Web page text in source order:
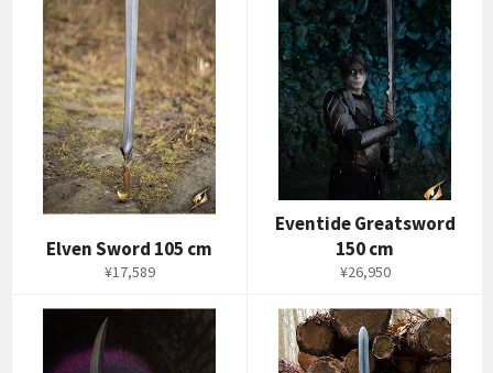
Elven Sword 105 cm
通
価
格
¥17,589
Eventide Greatsword
150 cm
通
価
格
¥26,950